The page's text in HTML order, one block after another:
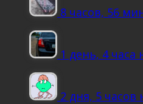
8 часов, 56
1 день, 4 часа
2 дня, 5 часов